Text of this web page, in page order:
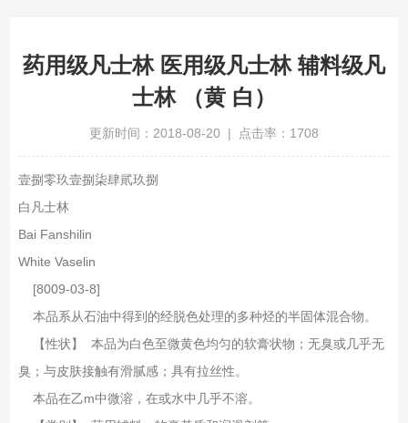
药用级凡士林 医用级凡士林 辅料级凡
士林 （黄 白）
更新时间：2018-08-20 | 点击率：1708
壹捌零玖壹捌柒肆貮玖捌
白凡士林
Bai Fanshilin
White Vaselin
[8009-03-8]
本品系从石油中得到的经脱色处理的多种烃的半固体混合物。
【性状】 本品为白色至微黄色均匀的软膏状物；无臭或几乎无
臭；与皮肤接触有滑腻感；具有拉丝性。
本品在乙m中微溶，在或水中几乎不溶。